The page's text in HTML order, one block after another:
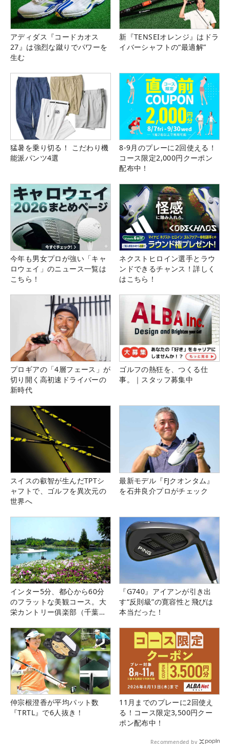
アディダス『コードカオス
27』は強烈な蹴りでパワーを
生む
新『TENSEIオレンジ』はドラ
イバーシャフトの“最適解”
猛暑を乗り切る！ こだわり機
能派パンツ4選
8-9月のプレーに2回使える！
コース限定2,000円クーポン
配布中！
今年も男女プロが強い「キャ
ロウェイ」のニュース一覧は
こちら！
ネクストヒロイン選手とラウ
ンドできるチャンス！詳しく
はこちら！
プロギアの「4層フェース」が
切り開く高初速ドライバーの
新時代
ゴルフの熱狂を、つくる仕
事。｜スタッフ募集中
スイスの叡智が生んだTPTシ
ャフトで、ゴルフを異次元の
世界へ
最新モデル『FJクオンタム』
を石井良介プロがチェック
インター5分、都心から60分
のフラットな美観コース。大
栄カントリー俱楽部（千葉
『G740』アイアンが引き出
す“反則級”の寛容性と飛びは
本当だった！
仲宗根澄香が平均パット数
『TRTL』で6人抜き！
11月までのプレーに2回使え
る！コース限定3,500円クー
ポン配布中！
Recommended by